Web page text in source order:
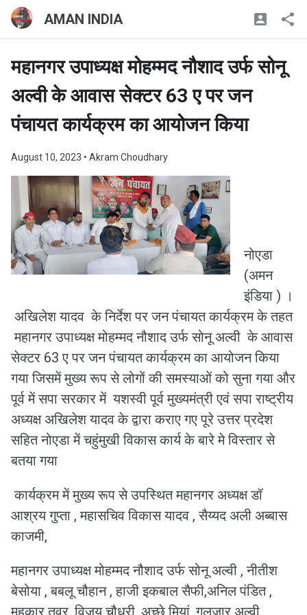
AMAN INDIA
महानगर उपाध्यक्ष मोहम्मद नौशाद उर्फ सोनू
अल्वी के आवास सेक्टर 63 ए पर जन
पंचायत कार्यक्रम का आयोजन किया
August 10, 2023 • Akram Choudhary
नोएडा
(अमन
इंडिया ) ।
अखिलेश यादव के निर्देश पर जन पंचायत कार्यक्रम के तहत
महानगर उपाध्यक्ष मोहम्मद नौशाद उर्फ सोनू अल्वी के आवास
सेक्टर 63 ए पर जन पंचायत कार्यक्रम का आयोजन किया
गया जिसमें मुख्य रूप से लोगों की समस्याओं को सुना गया और
पूर्व में सपा सरकार में यशस्वी पूर्व मुख्यमंत्री एवं सपा राष्ट्रीय
अध्यक्ष अखिलेश यादव के द्वारा कराए गए पूरे उत्तर प्रदेश
सहित नोएडा में चहुंमुखी विकास कार्य के बारे मे विस्तार से
बतया गया
कार्यक्रम में मुख्य रूप से उपस्थित महानगर अध्यक्ष डॉ
आश्रय गुप्ता , महासचिव विकास यादव , सैय्यद अली अब्बास
काजमी,
महानगर उपाध्यक्ष मोहम्मद नौशाद उर्फ सोनू अल्वी , नीतीश
बेसोया , बबलू चौहान , हाजी इकबाल सैफी,अनिल पंडित ,
महकार तवर, विजय चौधरी, अच्छे मियां, गुलजार अल्वी,